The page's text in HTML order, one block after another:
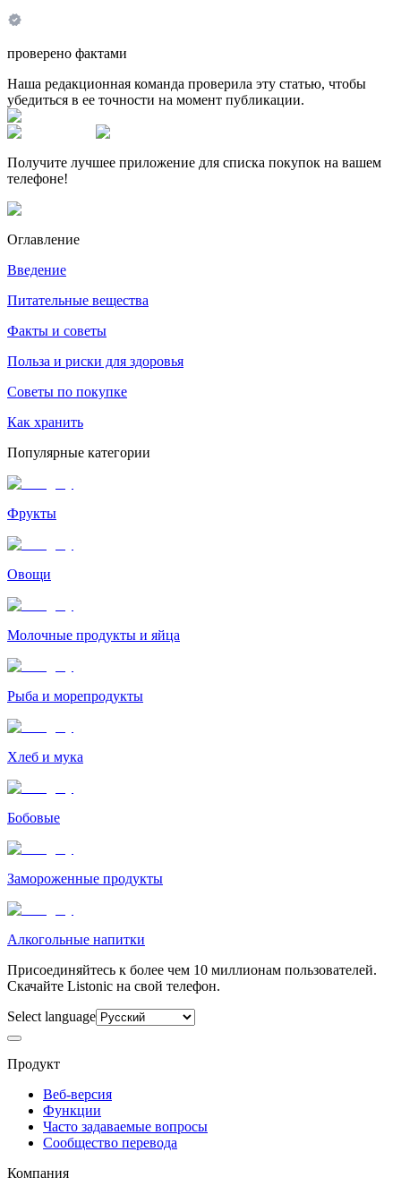
проверено фактами
Наша редакционная команда проверила эту статью, чтобы
убедиться в ее точности на момент публикации.
Получите лучшее приложение для списка покупок на вашем
телефоне!
Оглавление
Введение
Питательные вещества
Факты и советы
Польза и риски для здоровья
Советы по покупке
Как хранить
Популярные категории
Фрукты
Овощи
Молочные продукты и яйца
Рыба и морепродукты
Хлеб и мука
Бобовые
Замороженные продукты
Алкогольные напитки
Присоединяйтесь к более чем 10 миллионам пользователей.
Скачайте Listonic на свой телефон.
Select language
Продукт
Веб-версия
Функции
Часто задаваемые вопросы
Сообщество перевода
Компания